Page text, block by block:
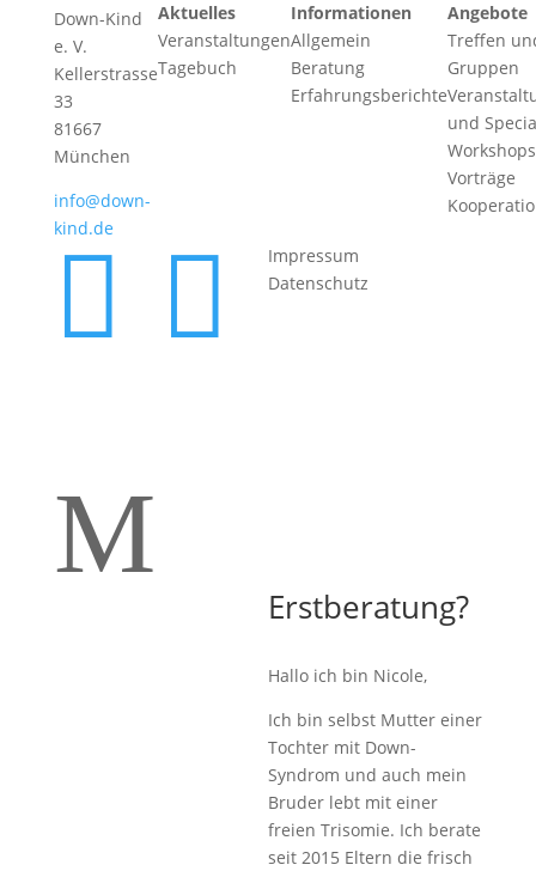
Down-Kind
e. V.
Kellerstrasse
33
81667
München
info@down-
kind.de
Aktuelles
Veranstaltungen
Tagebuch
Informationen
Allgemein
Beratung
Erfahrungsberichte
Angebote
Treffen
Gruppen
und
Vorträge
 
Impressum
Datenschutz
M
Erstberatung?
Hallo ich bin Nicole,
Ich bin selbst Mutter einer
Tochter mit Down-
Syndrom und auch mein
Bruder lebt mit einer
freien Trisomie. Ich berate
seit 2015 Eltern die frisch